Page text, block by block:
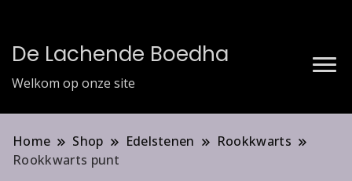
De Lachende Boedha
Welkom op onze site
Home Shop Edelstenen
Rookkwarts
Rookkwarts punt